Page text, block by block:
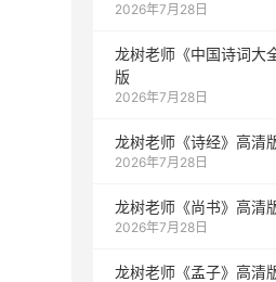
2026年7月28日
龙树老师《中国诗词大
版
2026年7月28日
龙树老师《诗经》高清
2026年7月28日
龙树老师《尚书》高清
2026年7月28日
龙树老师《孟子》高清